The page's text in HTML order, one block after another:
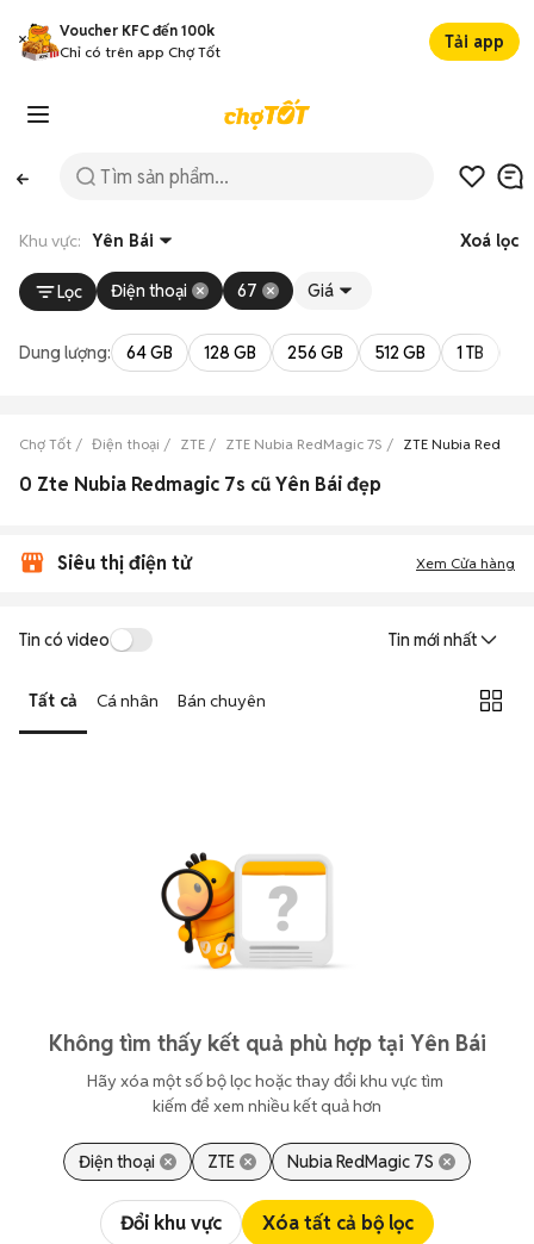
Voucher KFC đến 100k
Chỉ có trên app Chợ Tốt
Tải app
Khu vực: Yên Bái Xoá lọc
Lọc Điện thoại 67 Giá
Dung lượng: 64 GB 128 GB 256 GB 512 GB 1 TB
Chợ Tốt Điện thoại ZTE ZTE Nubia RedMagic 7S ZTE Nubia
0 Zte Nubia Redmagic 7s cũ Yên Bái đẹp
Siêu thị điện tử Xem Cửa hàng
Tin có video Tin mới nhất
Tất cả Cá nhân Bán chuyên
Không tìm thấy kết quả phù hợp tại Yên Bái
Hãy xóa một số bộ lọc hoặc thay đổi khu vực tìm
kiếm để xem nhiều kết quả hơn
Điện thoại ZTE Nubia RedMagic 7S
Đổi khu vực Xóa tất cả bộ lọc